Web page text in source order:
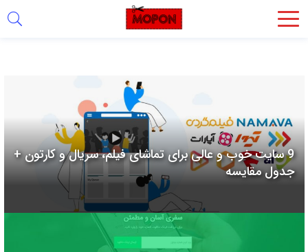
اشتراک
از
روش‌های
زیر
می‌توانید
صفحه
9 سایت خوب و عالی برای تماشای فیلم، سریال و کارتون +
جدول مقایسه